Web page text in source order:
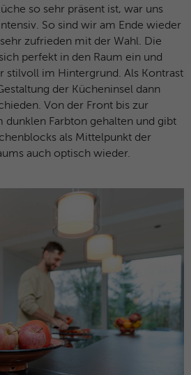
so sehr präsent ist, war uns
So sind wir am Ende wieder
zufrieden mit der Wahl. Die
perfekt in den Raum ein und
stilvoll im Hintergrund. Als Kontrast
der Kücheninsel dann
Von der Front bis zur
dunklen Farbton gehalten und gibt
als Mittelpunkt der
auch optisch wieder.